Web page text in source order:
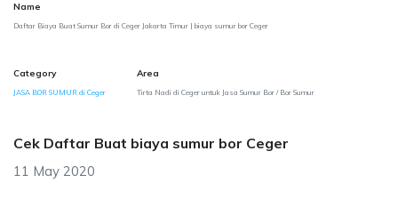
Name
Daftar Biaya Buat Sumur Bor di Ceger Jakarta Timur | biaya sumur bor Ceger
Category
JASA BOR SUMUR di Ceger
Area
Tirta Nadi di Ceger untuk Jasa Sumur Bor / Bor Sumur
Cek Daftar Buat biaya sumur bor Ceger
11 May 2020